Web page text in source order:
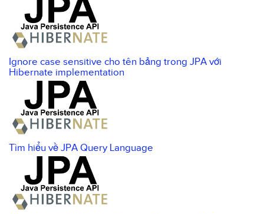
Ignore case sensitive cho tên bảng trong JPA với
Hibernate implementation
Tìm hiểu về JPA Query Language